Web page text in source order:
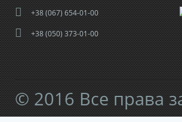
+38 (067) 654-01-00
+38 (050) 373-01-00
© 2016 Все права